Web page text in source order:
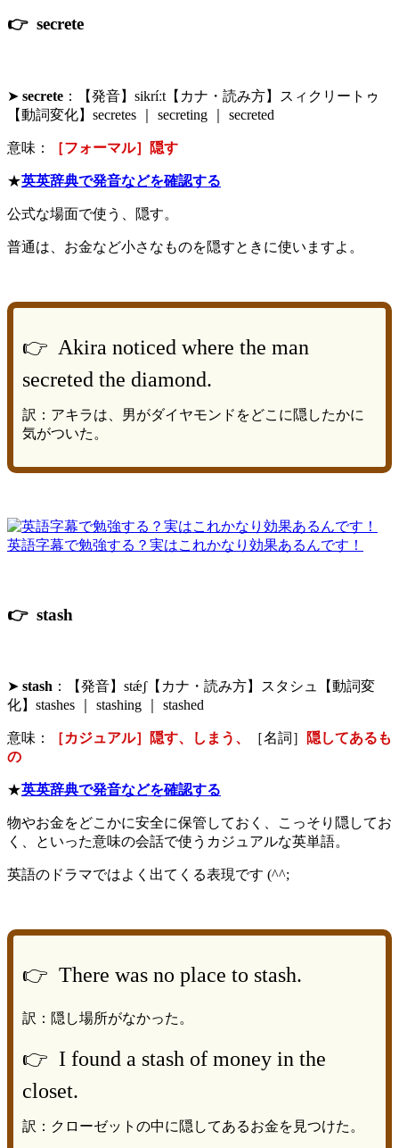
👉 secrete
➤ secrete ：【発音】sikríːt【カナ・読み方】スィクリートゥ
【動詞変化】secretes ｜ secreting ｜ secreted
意味： ［フォーマル］隠す
★英英辞典で発音などを確認する
公式な場面で使う、隠す。
普通は、お金など小さなものを隠すときに使いますよ。
👉 Akira noticed where the man
secreted the diamond.
訳：アキラは、男がダイヤモンドをどこに隠したかに
気がついた。
英語字幕で勉強する？実はこれかなり効果あるんです！
👉 stash
➤ stash ：【発音】stǽʃ【カナ・読み方】スタシュ【動詞変
化】stashes ｜ stashing ｜ stashed
意味： ［カジュアル］隠す、しまう、 ［名詞］
隠してあるも
の
★英英辞典で発音などを確認する
物やお金をどこかに安全に保管しておく、こっそり隠してお
く、といった意味の会話で使うカジュアルな英単語。
英語のドラマではよく出てくる表現です (^^;
👉 There was no place to stash.
訳：隠し場所がなかった。
👉 I found a stash of money in the
closet.
訳：クローゼットの中に隠してあるお金を見つけた。